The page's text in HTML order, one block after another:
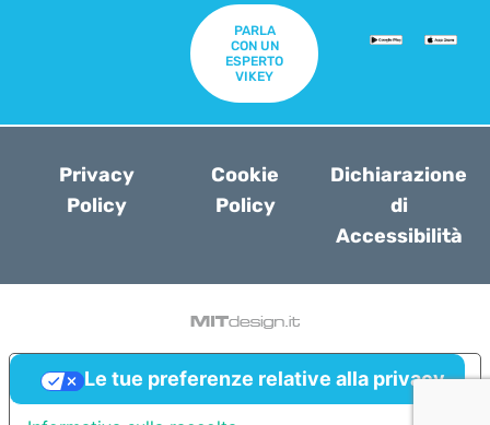
PARLA
CON UN
ESPERTO
VIKEY
Privacy
Policy
Cookie
Policy
Dichiarazione
di
Accessibilità
Le tue preferenze relative alla privacy